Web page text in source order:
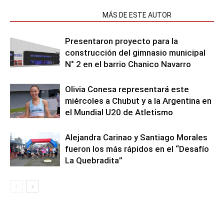
MÁS DE ESTE AUTOR
Presentaron proyecto para la
construcción del gimnasio municipal
N° 2 en el barrio Chanico Navarro
Olivia Conesa representará este
miércoles a Chubut y a la Argentina en
el Mundial U20 de Atletismo
Alejandra Carinao y Santiago Morales
fueron los más rápidos en el “Desafío
La Quebradita”